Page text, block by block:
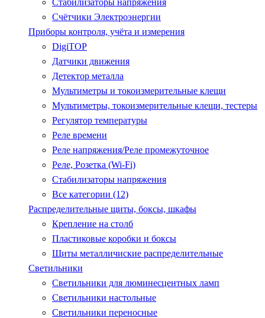
Стабилизаторы напряжения
Счётчики Электроэнергии
Приборы контроля, учёта и измерения
DigiTOP
Датчики движения
Детектор металла
Мультиметры и токоизмерительные клещи
Мультиметры, токоизмерительные клещи, тестеры
Регулятор температуры
Реле времени
Реле напряжения/Реле промежуточное
Реле, Розетка (Wi-Fi)
Стабилизаторы напряжения
Все категории (12)
Распределительные щиты, боксы, шкафы
Крепление на столб
Пластиковые коробки и боксы
Щиты металличиские распределительные
Светильники
Светильники для люминесцентных ламп
Светильники настольные
Светильники переносные